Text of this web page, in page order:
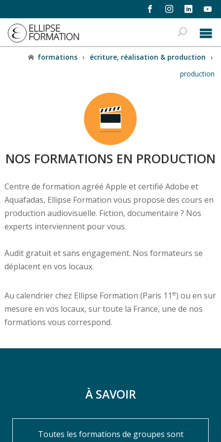
formations › écriture, réalisation & production ›
production
NOS FORMATIONS EN PRODUCTION
Centre de formation agréé Apple et certifié Adobe et
Aquafadas, Ellipse Formation vous propose des cours en
production audiovisuelle. Fiction, documentaire ? Nos
experts interviennent pour vous.
Audit gratuit et sans engagement. Nos formateurs se
déplacent en vos locaux.
Au calendrier chez Ellipse Formation (Paris 11 e) ou en sur
mesure en vos locaux, sur toute la France, une de nos
formations vous correspond.
À SAVOIR
Toutes les formations de groupes sont